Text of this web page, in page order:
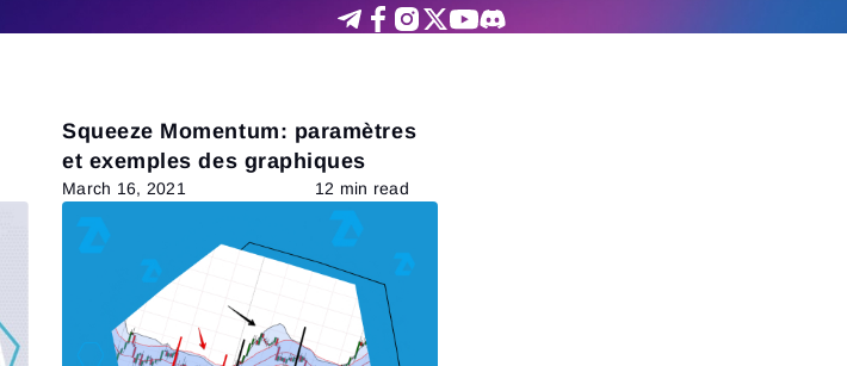
Squeeze Momentum: paramètres
et exemples des graphiques
March 16, 2021 12 min read